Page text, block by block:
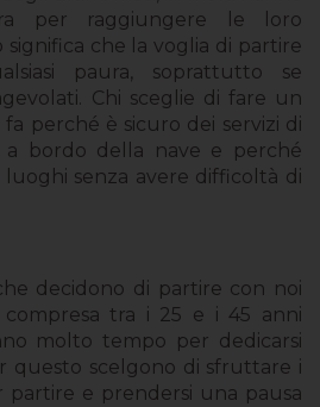
per raggiungere le loro
significa che la voglia di partire
paura, soprattutto se
Chi sceglie di fare un
perché è sicuro dei servizi di
bordo della nave e perché
senza avere difficoltà di
decidono di partire con noi
tra i 25 e i 45 anni
molto tempo per dedicarsi
questo scelgono di sfruttare i
e prendersi una pausa